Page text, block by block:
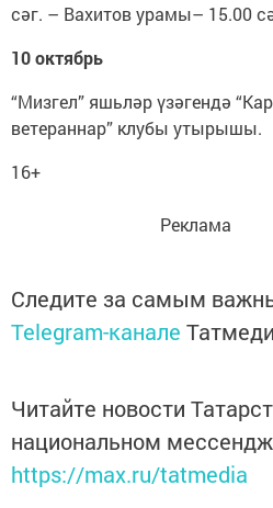
сәг. – Вахитов урамы– 15.00
10 октябрь
“Мизгел” яшьләр үзәгендә
ветераннар” клубы утырышы.
Реклама
Следите за самым
Telegram-канале
Читайте новости
национальном
https://max.ru/tatmedia